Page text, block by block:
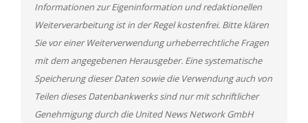
Informationen zur Eigeninformation und redaktionellen
Weiterverarbeitung ist in der Regel kostenfrei. Bitte klären
Sie vor einer Weiterverwendung urheberrechtliche Fragen
mit dem angegebenen Herausgeber. Eine systematische
Speicherung dieser Daten sowie die Verwendung auch von
Teilen dieses Datenbankwerks sind nur mit schriftlicher
Genehmigung durch die United News Network GmbH